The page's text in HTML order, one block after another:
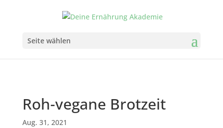
Seite wählen
Roh-vegane Brotzeit
Aug. 31, 2021